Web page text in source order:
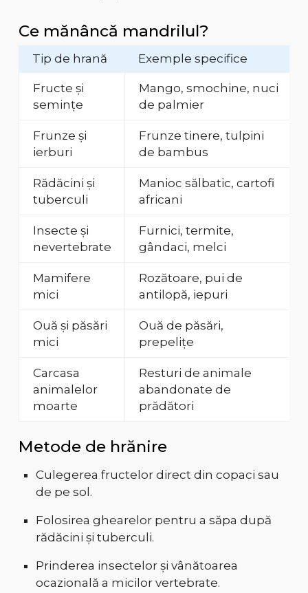
Ce mănâncă mandrilul?
Tip de hrană Exemple specifice
Fructe și
semințe
Mango, smochine, nuci
de palmier
Frunze și
ierburi
Frunze tinere, tulpini
de bambus
Rădăcini și
tuberculi
Manioc sălbatic, cartofi
africani
Insecte și
nevertebrate
Furnici, termite,
gândaci, melci
Mamifere
mici
Rozătoare, pui de
antilopă, iepuri
Ouă și păsări
mici
Ouă de păsări,
prepelițe
Carcasa
animalelor
moarte
Resturi de animale
abandonate de
prădători
Metode de hrănire
Culegerea fructelor direct din copaci sau
de pe sol.
Folosirea ghearelor pentru a săpa după
rădăcini și tuberculi.
Prinderea insectelor și vânătoarea
ocazională a micilor vertebrate.